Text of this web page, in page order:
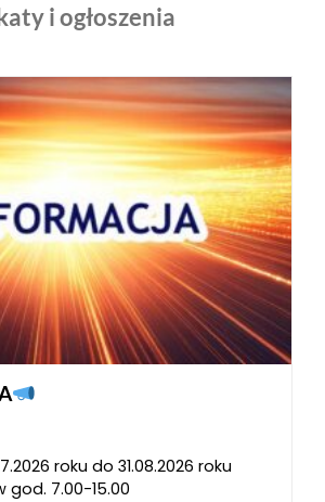
i ogłoszenia
roku do 31.08.2026 roku
god. 7.00-15.00